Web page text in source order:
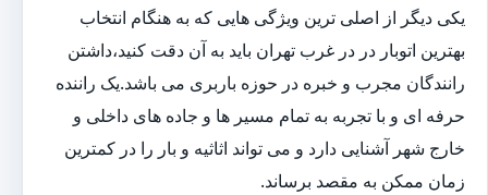
یکی دیگر از اصلی ترین ویژگی هایی که به هنگام انتخاب
بهترین اتوبار در در غرب تهران باید به آن دقت کنید،داشتن
رانندگان مجرب و خبره در حوزه باربری می باشد.یک راننده
حرفه ای و با تجربه به تمام مسیر ها و جاده های داخلی و
خارج شهر آشنایی دارد و می تواند اثاثیه و بار را در کمترین
زمان ممکن به مقصد برساند.